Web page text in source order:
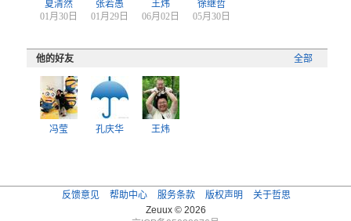
夏清然
01月30日
张若愚
01月29日
王炜
06月02日
徐继哲
05月30日
全部
他的好友
冯莹 孔庆华 王炜
反馈意见 帮助中心 服务条款 版权声明
关于哲思
Zeuux © 2026